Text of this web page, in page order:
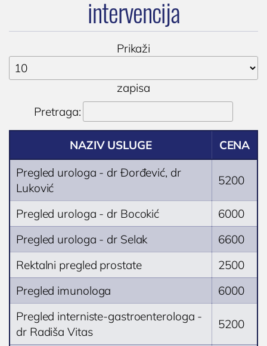
Tim doktora
AKTIVNOSTI
Novosti i obaveštenja
Blog
UROLOGIJA
Pregled urologa sa ultrazvukom
Dijagnostika i lečenje polno prenosivih
oboljenja
Lečenje prostate
Postavljanje, skidanje i zamena katetera u
Nišu
Ispitivanje uzroka neplodnosti i spermogram
Operacija fimoze
Kondilomi, dijagnostika i lečenje
Cistoskopija
intervencija
Prikaži
zapisa
Pretraga:
NAZIV USLUGE
CENA
Pregled urologa - dr Đorđević, dr
Luković
5200
Pregled urologa - dr Bocokić
6000
Pregled urologa - dr Selak
6600
Rektalni pregled prostate
2500
Pregled imunologa
6000
Pregled interniste-gastroenterologa -
dr Radiša Vitas
5200